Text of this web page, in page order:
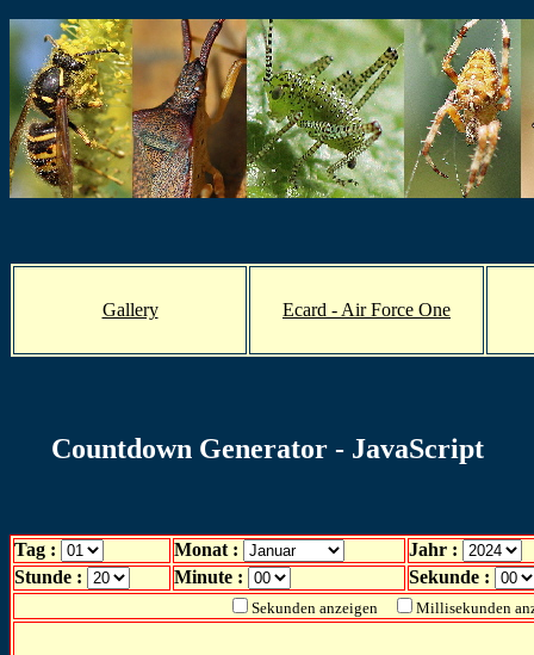
Gallery Ecard - Air Force One
Countdown Generator - JavaScript
Tag : Monat :
Jahr :
Stunde :
Minute : Sekunde :
Sekunden anzeigen Millisekunden